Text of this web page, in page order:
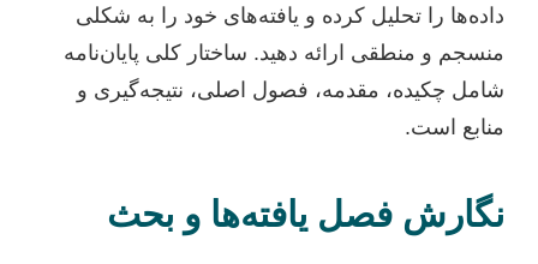
داده‌ها را تحلیل کرده و یافته‌های خود را به شکلی
منسجم و منطقی ارائه دهید. ساختار کلی پایان‌نامه
شامل چکیده، مقدمه، فصول اصلی، نتیجه‌گیری و
منابع است.
نگارش فصل یافته‌ها و بحث